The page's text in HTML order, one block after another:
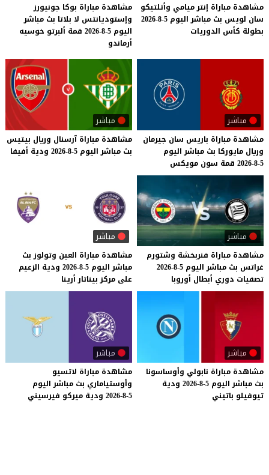
مشاهدة مباراة إنترميامي وأتلتيكو
سان لويس بث مباشر اليوم 5-8-2026
بطولة كأس الدوريات
مشاهدة مباراة بوكا جونيورز
وإستوديانتس لا بلاتا بث مباشر
اليوم 5-8-2026 قمة ألبرتو خوسيه
أرماندو
مباشر
مشاهدة مباراة باريس سان جيرمان
وريال مايوركا بث مباشر اليوم
5-8-2026
قمة سون مويكس
مباشر
مشاهدة مباراة آرسنال وريال بيتيس
بث مباشر اليوم 5-8-2026 ودية أفيفا
مباشر
مشاهدة مباراة فنربخشة وشتورم
غراتس بث مباشر اليوم 5-8-2026
تصفيات دوري أبطال أوروبا
مباشر
مشاهدة مباراة العين وتولوز بث
مباشر اليوم 5-8-2026 ودية الزعيم
على مركز بيناتار أرينا
مباشر
مشاهدة مباراة نابولي وأوساسونا
بث مباشر اليوم 5-8-2026
ودية
تيوفيلو باتيني
مباشر
مشاهدة مباراة لاتسيو
وأوستياماري بث مباشر اليوم
5-8-2026
ودية ميركو فيرسيني